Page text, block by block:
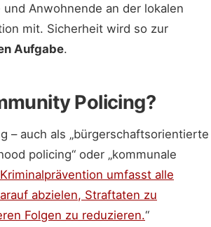
Anwohnende an der lokalen
mit. Sicherheit wird so zur
Aufgabe.
Policing?
– auch als „bürgerschaftsorientierte
policing“ oder „kommunale
Kriminalprävention umfasst alle
abzielen, Straftaten zu
Folgen zu reduzieren.“